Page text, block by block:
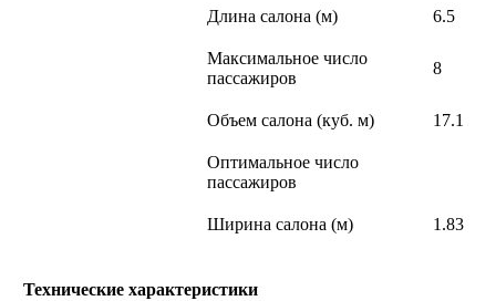
Длина салона (м) 6.5
Максимальное число
пассажиров
8
Объем салона (куб. м) 17.1
Оптимальное число
пассажиров
Ширина салона (м) 1.83
Технические характеристики